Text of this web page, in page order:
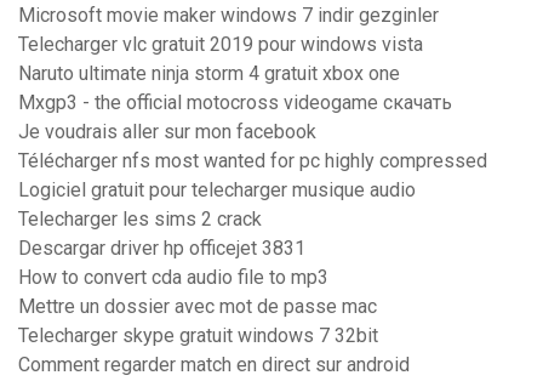
Microsoft movie maker windows 7 indir gezginler
Telecharger vlc gratuit 2019 pour windows vista
Naruto ultimate ninja storm 4 gratuit xbox one
Mxgp3 - the official motocross videogame скачать
Je voudrais aller sur mon facebook
Télécharger nfs most wanted for pc highly compressed
Logiciel gratuit pour telecharger musique audio
Telecharger les sims 2 crack
Descargar driver hp officejet 3831
How to convert cda audio file to mp3
Mettre un dossier avec mot de passe mac
Telecharger skype gratuit windows 7 32bit
Comment regarder match en direct sur android